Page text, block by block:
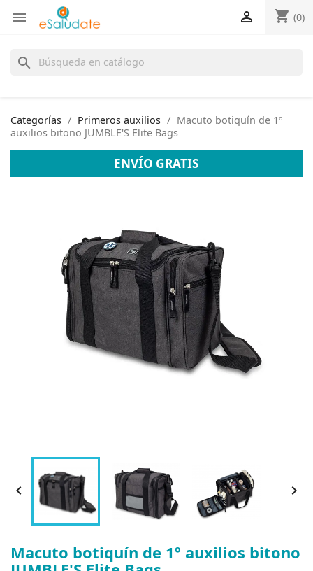
 shopping_cart (0)

search
Categorías Primeros auxilios
Macuto botiquín de 1º
auxilios bitono JUMBLE'S Elite Bags
ENVÍO GRATIS
 
Macuto botiquín de 1º auxilios bitono